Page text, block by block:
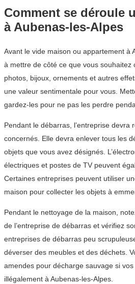
Comment se déroule
à Aubenas-les-Alpes
Avant le vide maison ou appartement à
à mettre de côté ce que vous souhaitez
photos, bijoux, ornements et autres
une valeur sentimentale pour vous.
gardez-les pour ne pas les perdre
Pendant le débarras, l’entreprise devra
concernés. Elle devra enlever tous les
objets que vous avez désignés.
électriques et postes de TV peuvent
Certaines entreprises peuvent utiliser
maison pour collecter les objets à
Pendant le nettoyage de la maison,
de l’entreprise de débarras et vérifiez
entreprises de débarras peu
déverser des meubles et des déchets.
amendes pour décharge sauvage si
illégalement à Aubenas-les-Alpes.